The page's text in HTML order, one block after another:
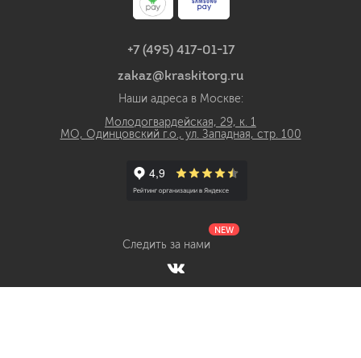
+7 (495) 417-01-17
zakaz@kraskitorg.ru
Наши адреса в Москве:
Молодогвардейская, 29, к. 1
МО, Одинцовский г.о., ул. Западная, стр. 100
Следить за нами
NEW